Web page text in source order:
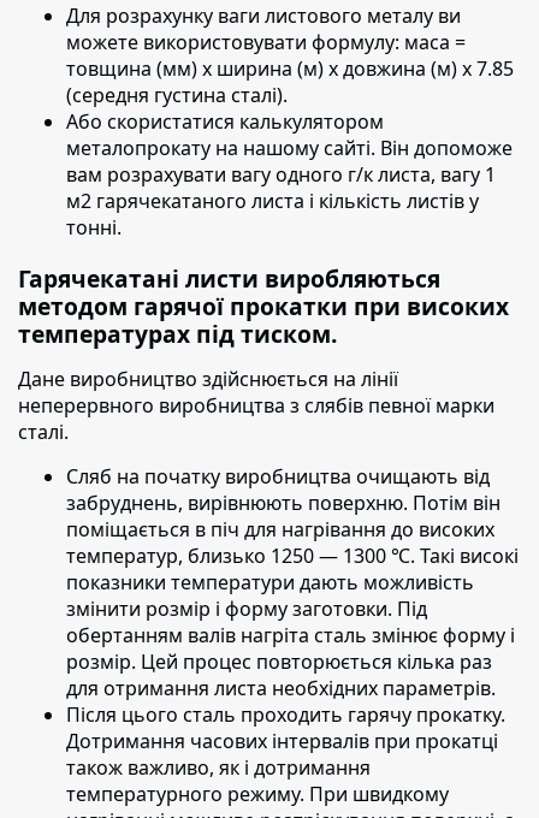
Для розрахунку ваги листового металу ви
можете використовувати формулу: маса =
товщина (мм) х ширина (м) х довжина (м) х 7.85
(середня густина сталі).
Або скористатися калькулятором
металопрокату на нашому сайті. Він допоможе
вам розрахувати вагу одного г/к листа, вагу 1
м2 гарячекатаного листа і кількість листів у
тонні.
Гарячекатані листи виробляються
методом гарячої прокатки при високих
температурах під тиском.
Дане виробництво здійснюється на лінії
неперервного виробництва з слябів певної марки
сталі.
Сляб на початку виробництва очищають від
забруднень, вирівнюють поверхню. Потім він
поміщається в піч для нагрівання до високих
температур, близько 1250 — 1300 ℃. Такі високі
показники температури дають можливість
змінити розмір і форму заготовки. Під
обертанням валів нагріта сталь змінює форму і
розмір. Цей процес повторюється кілька раз
для отримання листа необхідних параметрів.
Після цього сталь проходить гарячу прокатку.
Дотримання часових інтервалів при прокатці
також важливо, як і дотримання
температурного режиму. При швидкому